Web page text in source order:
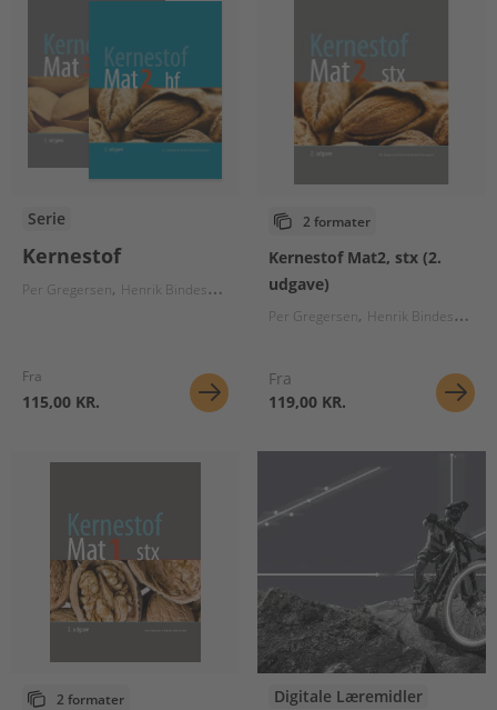
Serie
Kernestof
Per Gregersen Henrik Bindesbøll Nørregaard Majken Sabina Skov
Fra
115,00 KR.
2 formater
Kernestof Mat2, stx (2.
udgave)
Per Gregersen Henrik Bindesbøll Nørregaard
Fra
119,00 KR.
2 formater Digitale Læremidler